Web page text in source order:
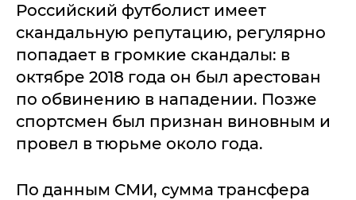
Российский футболист имеет
скандальную репутацию, регулярно
попадает в громкие скандалы: в
октябре 2018 года он был арестован
по обвинению в нападении. Позже
спортсмен был признан виновным и
провел в тюрьме около года.
По данным СМИ, сумма трансфера